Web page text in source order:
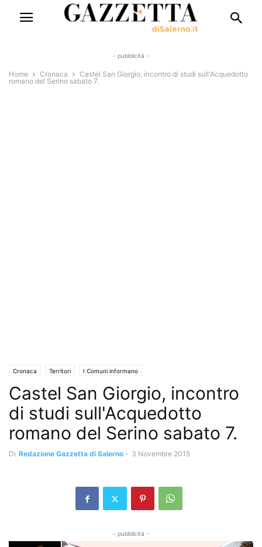
- pubblicità -
Home Cronaca
Castel San Giorgio, incontro di studi sull'Acquedotto
romano del Serino sabato 7.
Cronaca Territori I Comuni informano
Castel San Giorgio, incontro
di studi sull'Acquedotto
romano del Serino sabato 7.
Di Redazione Gazzetta di Salerno - 3 Novembre 2015
- pubblicità -